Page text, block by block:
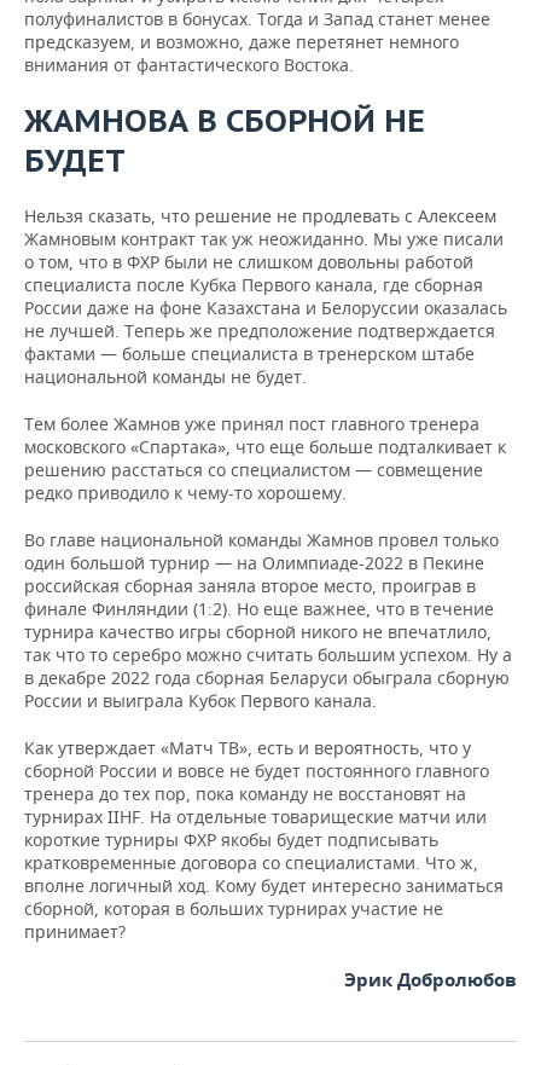
полуфиналистов в бонусах. Тогда и Запад станет менее
предсказуем, и возможно, даже перетянет немного
внимания от фантастического Востока.
ЖАМНОВА В СБОРНОЙ НЕ
БУДЕТ
Нельзя сказать, что решение не продлевать с Алексеем
Жамновым контракт так уж неожиданно. Мы уже писали
о том, что в ФХР были не слишком довольны работой
специалиста после Кубка Первого канала, где сборная
России даже на фоне Казахстана и Белоруссии оказалась
не лучшей. Теперь же предположение подтверждается
фактами — больше специалиста в тренерском штабе
национальной команды не будет.
Тем более Жамнов уже принял пост главного тренера
московского «Спартака», что еще больше подталкивает к
решению расстаться со специалистом — совмещение
редко приводило к чему-то хорошему.
Во главе национальной команды Жамнов провел только
один большой турнир — на Олимпиаде-2022 в Пекине
российская сборная заняла второе место, проиграв в
финале Финляндии (1:2). Но еще важнее, что в течение
турнира качество игры сборной никого не впечатлило,
так что то серебро можно считать большим успехом. Ну а
в декабре 2022 года сборная Беларуси обыграла сборную
России и выиграла Кубок Первого канала.
Как утверждает «Матч ТВ», есть и вероятность, что у
сборной России и вовсе не будет постоянного главного
тренера до тех пор, пока команду не восстановят на
турнирах IIHF. На отдельные товарищеские матчи или
короткие турниры ФХР якобы будет подписывать
кратковременные договора со специалистами. Что ж,
вполне логичный ход. Кому будет интересно заниматься
сборной, которая в больших турнирах участие не
принимает?
Эрик Добролюбов